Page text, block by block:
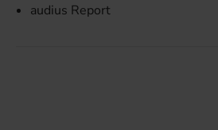
audius Report